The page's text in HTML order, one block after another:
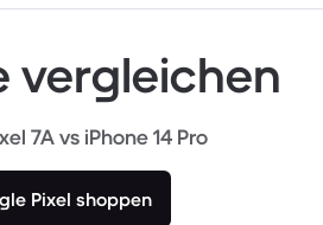
vergleichen
7A vs iPhone 14 Pro
Pixel shoppen